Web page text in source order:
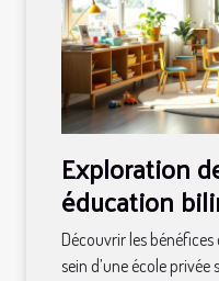
Exploration
éducation
école privée
Découvrir les
sein d’une école privée